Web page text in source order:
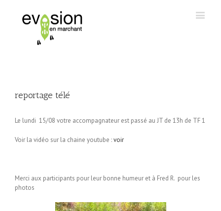
reportage télé
Le lundi 15/08 votre accompagnateur est passé au JT de 13h de TF 1
Voir la vidéo sur la chaine youtube :voir
Merci aux participants pour leur bonne humeur et à Fred R. pour les
photos